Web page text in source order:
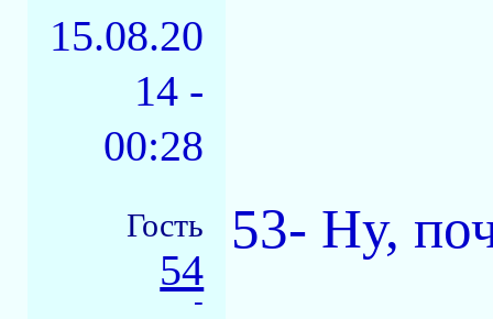
15.08.20
14 -
00:28
Гость
54
-
53- Ну,